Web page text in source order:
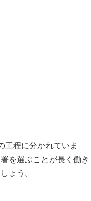
工程に分かれていま
を選ぶことが長く働き
ょう。